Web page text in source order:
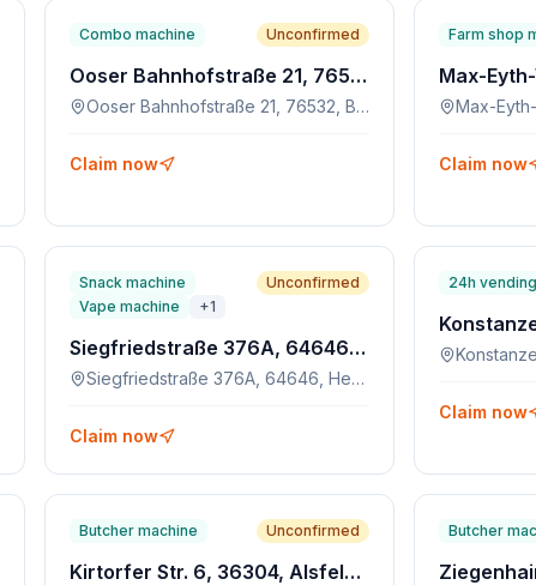
Combo machine Unconfirmed
Ooser Bahnhofstraße 21, 76532, Baden-Baden
Ooser Bahnhofstraße 21, 76532, Baden-Baden
Claim now
Farm shop
Max-
Claim now
Snack machine
Vape machine
+1
Unconfirmed
Siegfriedstraße 376A, 64646, Heppenheim
Siegfriedstraße 376A, 64646, Heppenheim
Claim now
24h
Claim now
Butcher machine Unconfirmed
Kirtorfer Str. 6, 36304, Alsfeld-Angenrod
Butcher